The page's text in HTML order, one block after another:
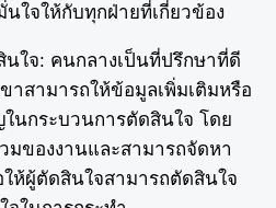
นใจให้กับทุกฝ่ายที่เกี่ยวข้อง
ใจ: คนกลางเป็นที่ปรึกษาที่ดี
าสามารถให้ข้อมูลเพิ่มเติมหรือ
นกระบวนการตัดสินใจ โดย
มของงานและสามารถจัดหา
ให้ผู้ตัดสินใจสามารถตัดสินใจ